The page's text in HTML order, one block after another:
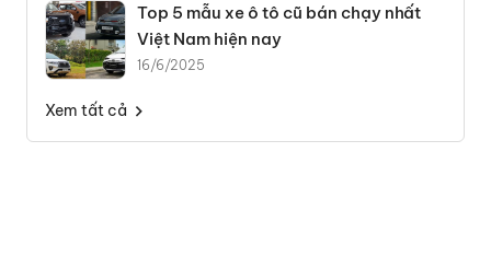
Top 5 mẫu xe ô tô cũ bán chạy nhất
Việt Nam hiện nay
16/6/2025
Xem tất cả